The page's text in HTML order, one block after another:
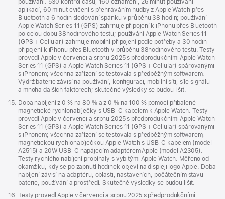
používání: 530 kontrol času, 160 oznámení, 26 minut používání
aplikací, 60 minut cvičení s přehráváním hudby z Apple Watch přes
Bluetooth a 6 hodin sledování spánku v průběhu 38 hodin; používání
Apple Watch Series 11 (GPS) zahrnuje připojení k iPhonu přes Bluetooth
po celou dobu 38hodinového testu; používání Apple Watch Series 11
(GPS + Cellular) zahrnuje mobilní připojení podle potřeby a 30 hodin
připojení k iPhonu přes Bluetooth v průběhu 38hodinového testu. Testy
provedl Apple v červenci a srpnu 2025 s předprodukčními Apple Watch
Series 11 (GPS) a Apple Watch Series 11 (GPS + Cellular) spárovanými
s iPhonem; všechna zařízení se testovala s předběžným softwarem.
Výdrž baterie závisí na používání, konfiguraci, mobilní síti, síle signálu
a mnoha dalších faktorech; skutečné výsledky se budou lišit.
Poznámka
15. Doba nabíjení z 0 % na 80 % a z 0 % na 100 % pomocí přibalené
magnetické rychlonabíječky s USB‑C kabelem k Apple Watch. Testy
provedl Apple v červenci a srpnu 2025 s předprodukčními Apple Watch
Series 11 (GPS) a Apple Watch Series 11 (GPS + Cellular) spárovanými
s iPhonem; všechna zařízení se testovala s předběžným softwarem,
magnetickou rychlonabíječkou Apple Watch s USB‑C kabelem (model
A2515) a 20W USB‑C napájecím adaptérem Apple (model A2305).
Testy rychlého nabíjení probíhaly s vybitými Apple Watch. Měřeno od
okamžiku, kdy se po zapnutí hodinek objeví na displeji logo Apple. Doba
nabíjení závisí na adaptéru, oblasti, nastaveních, počátečním stavu
baterie, používání a prostředí. Skutečné výsledky se budou lišit.
Poznámka
16. Testy provedl Apple v červenci a srpnu 2025 s předprodukčními